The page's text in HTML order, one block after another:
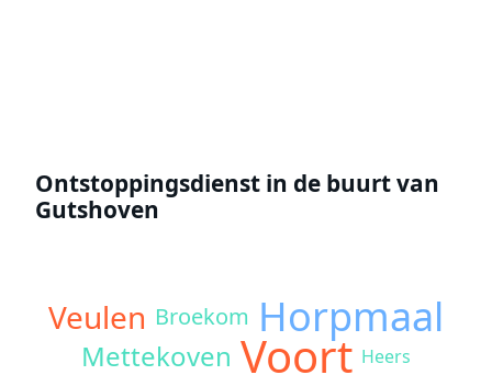
Ontstoppingsdienst in de buurt van
Gutshoven
Veulen Broekom Horpmaal
Mettekoven Voort Heers